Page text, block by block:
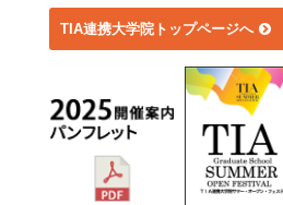
TIA連携大学院トップページへ